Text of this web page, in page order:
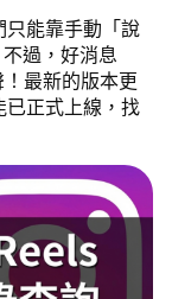
只能靠手動「說
過，好消息
最新的版本更
已正式上線，找